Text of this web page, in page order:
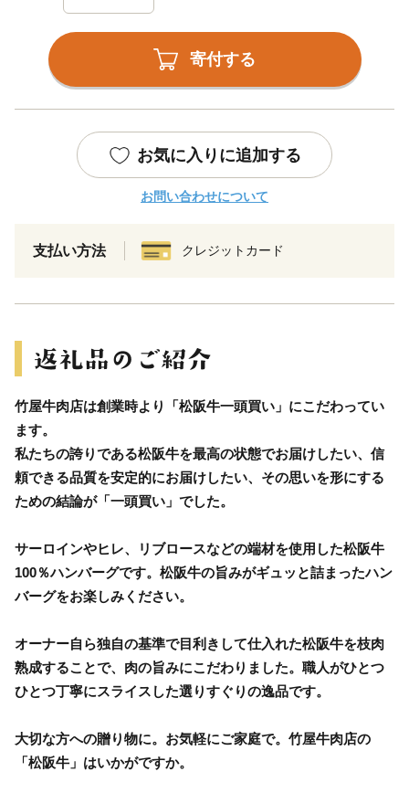
寄付する
お気に入りに追加する
お問い合わせについて
支払い方法 クレジットカード
竹屋牛肉店は創業時より「松阪牛一頭買い」にこだわってい
ます。
私たちの誇りである松阪牛を最高の状態でお届けしたい、信
頼できる品質を安定的にお届けしたい、その思いを形にする
ための結論が「一頭買い」でした。
サーロインやヒレ、リブロースなどの端材を使用した松阪牛
100％ハンバーグです。松阪牛の旨みがギュッと詰まったハン
バーグをお楽しみください。
オーナー自ら独自の基準で目利きして仕入れた松阪牛を枝肉
熟成することで、肉の旨みにこだわりました。職人がひとつ
ひとつ丁寧にスライスした選りすぐりの逸品です。
大切な方への贈り物に。お気軽にご家庭で。竹屋牛肉店の
「松阪牛」はいかがですか。